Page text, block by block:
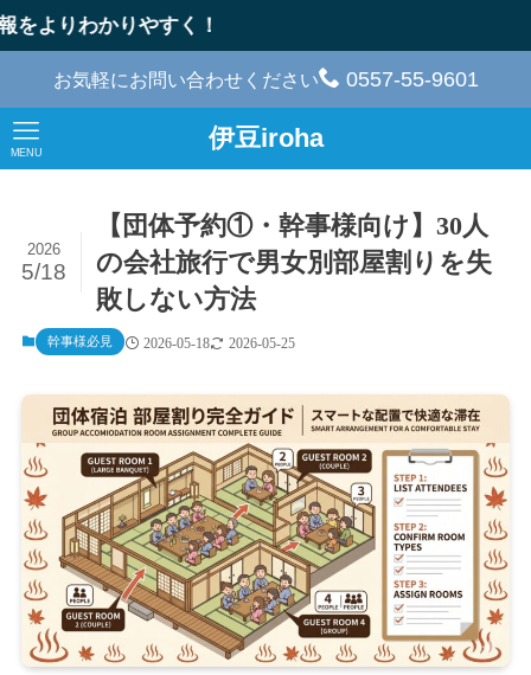
お気軽にお問い合わせください 0557-55-9601
伊豆iroha
MENU
【団体予約①・幹事様向け】30人
の会社旅行で男女別部屋割りを失
敗しない方法
2026
5/18
幹事様必見 2026-05-18 2026-05-25